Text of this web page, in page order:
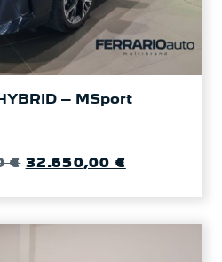
– MSport
€ 32.650,00 €